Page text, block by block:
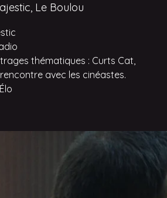
Le Boulou
thématiques : Curts Cat,
avec les cinéastes.